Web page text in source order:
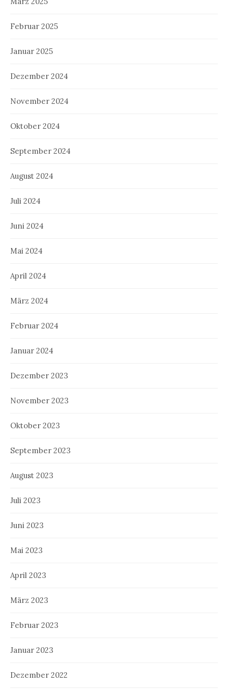
Februar 2025
Januar 2025
Dezember 2024
November 2024
Oktober 2024
September 2024
August 2024
Juli 2024
Juni 2024
Mai 2024
April 2024
März 2024
Februar 2024
Januar 2024
Dezember 2023
November 2023
Oktober 2023
September 2023
August 2023
Juli 2023
Juni 2023
Mai 2023
April 2023
März 2023
Februar 2023
Januar 2023
Dezember 2022